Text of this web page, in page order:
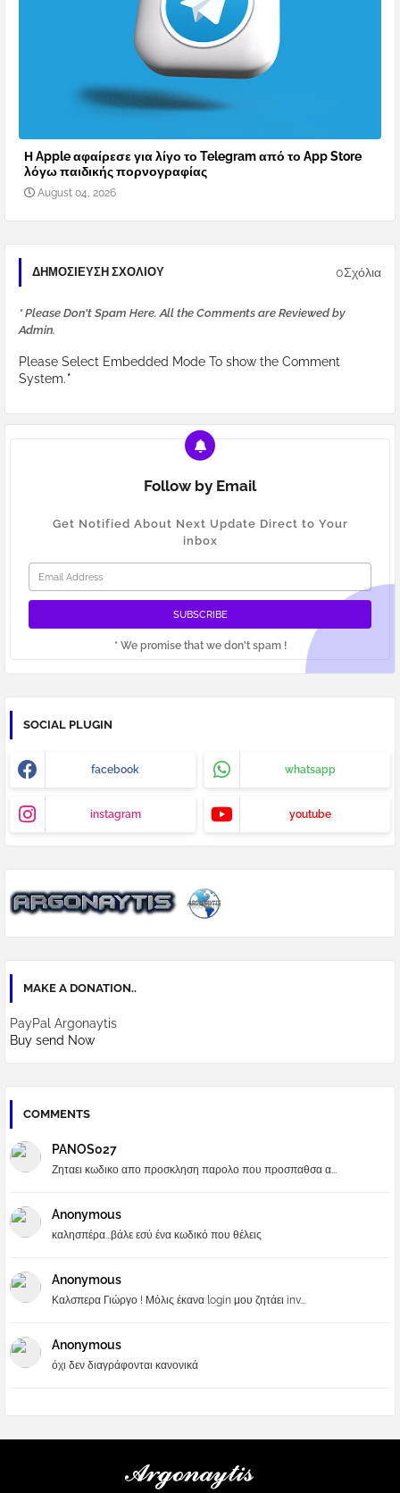
Η Apple αφαίρεσε για λίγο το Telegram από το App Store
λόγω παιδικής πορνογραφίας
August 04, 2026
ΔΗΜΟΣΊΕΥΣΗ ΣΧΟΛΊΟΥ 0Σχόλια
* Please Don't Spam Here. All the Comments are Reviewed by
Admin.
Please Select Embedded Mode To show the Comment
System.*
Follow by Email
Get Notified About Next Update Direct to Your
inbox
* We promise that we don't spam !
SOCIAL PLUGIN
facebook whatsapp
instagram youtube
MAKE A DONATION..
PayPal Argonaytis
Buy send Now
COMMENTS
PANOS027
Ζηταει κωδικο απο προσκληση παρολο που προσπαθσα α...
Anonymous
καλησπέρα...βάλε εσύ ένα κωδικό που θέλεις
Anonymous
Καλσπερα Γιώργο ! Μόλις έκανα login μου ζητάει inv...
Anonymous
όχι δεν διαγράφονται κανονικά